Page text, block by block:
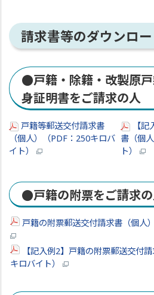
請求書等のダウンロ
●戸籍・除籍・改製原
身証明書をご請求の人
戸籍等郵送交付請求書
（個人）（PDF：250キロバ
イト）
【
書（個
ト）
●戸籍の附票をご請求
戸籍の附票郵送交付請求書（個人
【記入例2】戸籍の附票郵送交付
キロバイト）